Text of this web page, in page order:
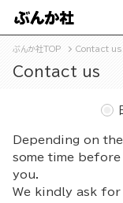
ぶんか社TOP Contact us
Contact us
Depending on
some time
you.
We kindly ask